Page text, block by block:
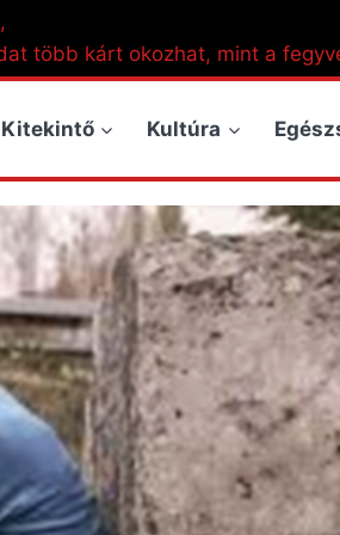
több kárt okozhat, mint a
Kitekintő Kultúra